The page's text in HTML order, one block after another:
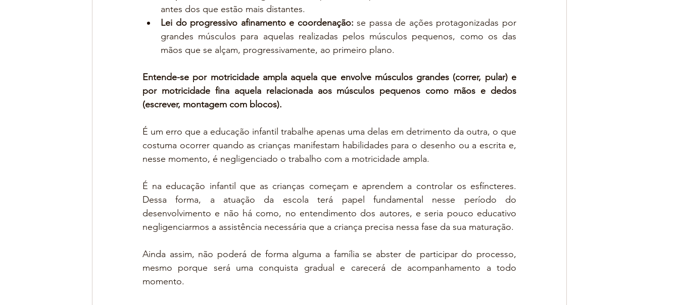
antes dos que estão mais distantes.
Lei do progressivo afinamento e coordenação: se passa de ações protagonizadas por
grandes músculos para aquelas realizadas pelos músculos pequenos, como os das
mãos que se alçam, progressivamente, ao primeiro plano.
Entende-se por motricidade ampla aquela que envolve músculos grandes (correr, pular) e
por motricidade fina aquela relacionada aos músculos pequenos como mãos e dedos
(escrever, montagem com blocos).
É um erro que a educação infantil trabalhe apenas uma delas em detrimento da outra, o que
costuma ocorrer quando as crianças manifestam habilidades para o desenho ou a escrita e,
nesse momento, é negligenciado o trabalho com a motricidade ampla.
É na educação infantil que as crianças começam e aprendem a controlar os esfíncteres.
Dessa forma, a atuação da escola terá papel fundamental nesse período do
desenvolvimento e não há como, no entendimento dos autores, e seria pouco educativo
negligenciarmos a assistência necessária que a criança precisa nessa fase da sua maturação.
Ainda assim, não poderá de forma alguma a família se abster de participar do processo,
mesmo porque será uma conquista gradual e carecerá de acompanhamento a todo
momento.